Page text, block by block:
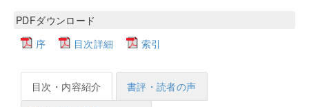
PDFダウンロード
序
目次詳細 索引
目次・内容紹介 書評・読者の声